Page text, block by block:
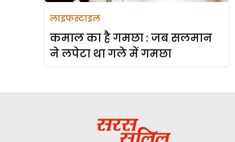
लाइफस्टाइल
कमाल का है गमछा : जब सलमान
ने लपेटा था गले में गमछा